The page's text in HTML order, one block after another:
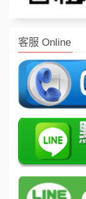
客服 Online